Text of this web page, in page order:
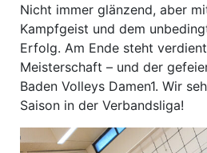
Nicht immer glänzend, aber
Kampfgeist und dem
Erfolg. Am Ende steht
Meisterschaft – und der
Baden Volleys Damen1. Wir
Saison in der Verbandsliga!